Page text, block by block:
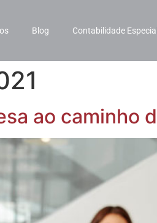
Blog Contabilidade
ao caminho